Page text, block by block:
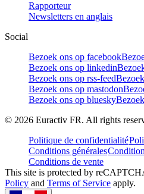
Rapporteur
Newsletters en anglais
Social
Bezoek ons op facebook
Bezoek ons op linkedin
Bezoek ons op rss-feed
Bezoek ons op mastodon
Bezoek ons op bluesky
© 2026 Euractiv FR. All rights
Politique de confidentialité
Conditions générales
Conditions de vente
This site is protected by
Policy and Terms of Service apply.